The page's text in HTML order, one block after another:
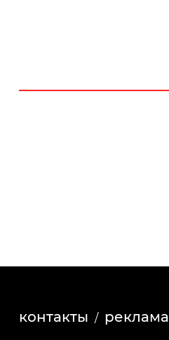
контакты реклама